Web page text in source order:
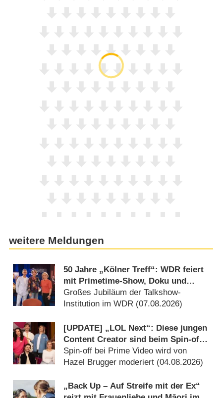
weitere Meldungen
50 Jahre „Kölner Treff“: WDR feiert
mit Primetime-Show, Doku und
Rückblicken
Großes Jubiläum der Talkshow-
Institution im WDR (07.08.2026)
[UPDATE] „LOL Next“: Diese jungen
Content Creator sind beim Spin-off
mit dabei
Spin-off bei Prime Video wird von
Hazel Brugger moderiert (04.08.2026)
„Back Up – Auf Streife mit der Ex“